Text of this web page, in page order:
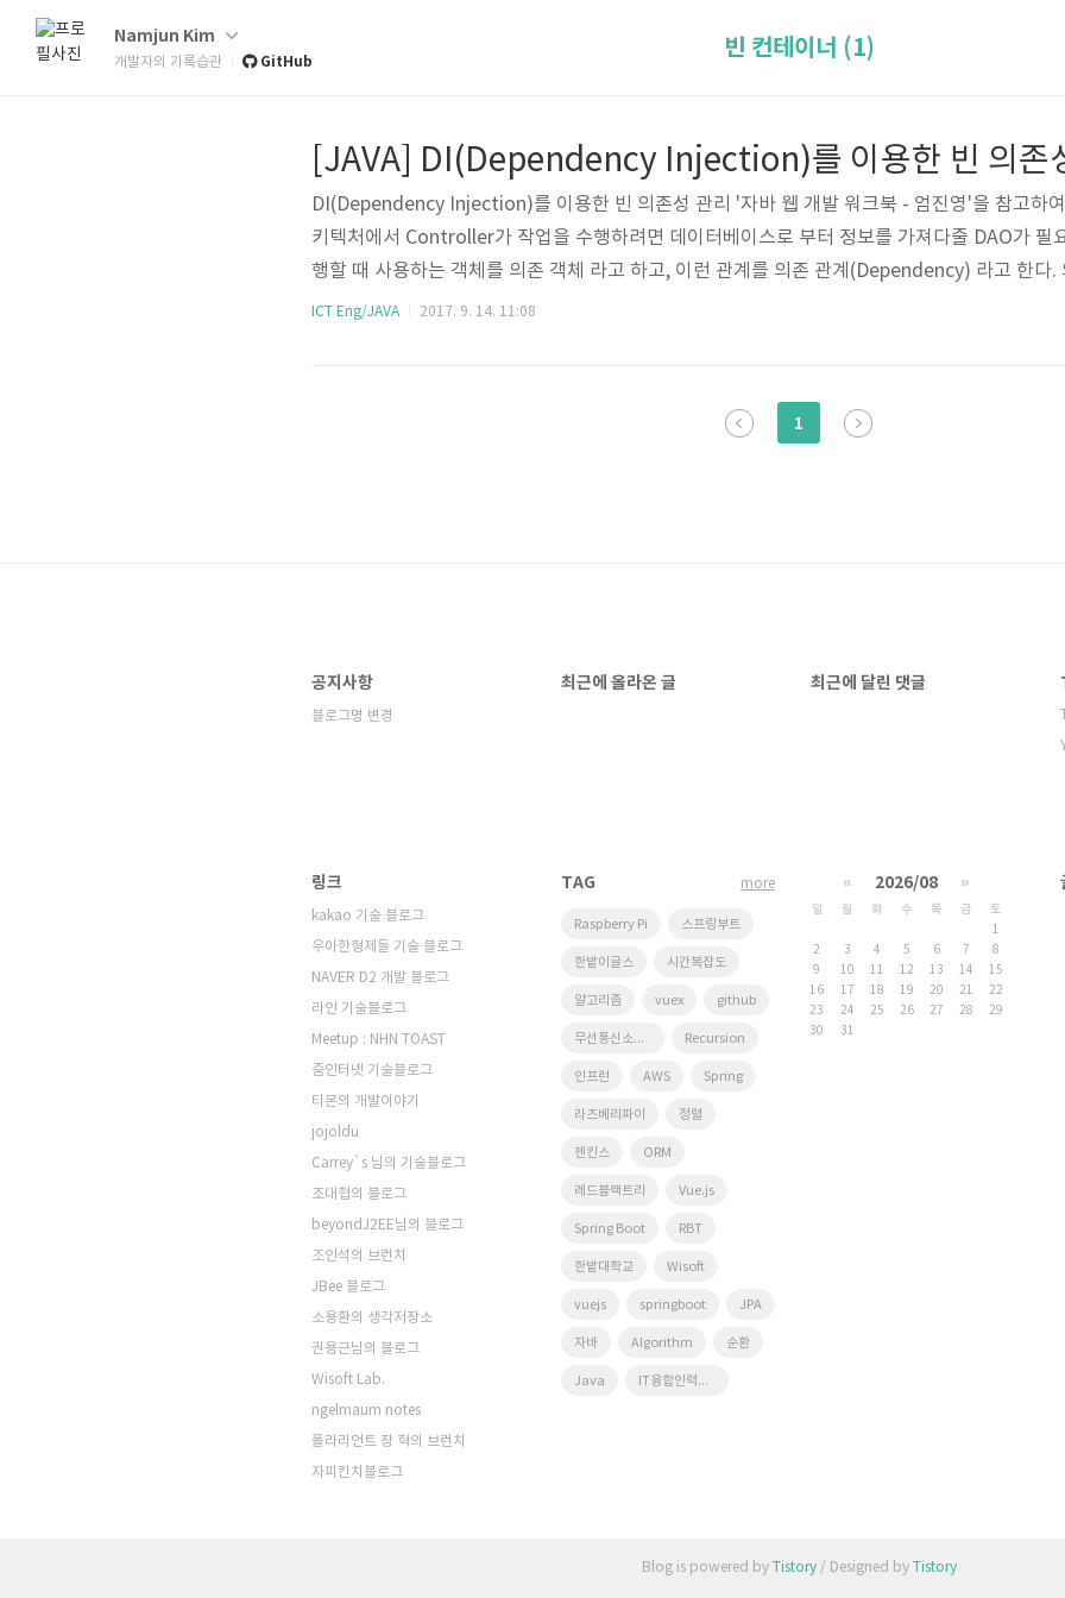
Namjun Kim
개발자의 기록습관 GitHub 빈 컨테이너 (1)
[JAVA] DI(Dependency Injection)를 이용한 빈 의존
DI(Dependency Injection)를 이용한 빈 의존성 관리 '자바 웹 개발 워크북 - 엄진영'을 참고하
키텍처에서 Controller가 작업을 수행하려면 데이터베이스로 부터 정보를 가져다줄 DAO가 필
행할 때 사용하는 객체를 의존 객체 라고 하고, 이런 관계를 의존 관계(Dependency) 라고 한다.
의존 객체를 관리하는 방법은 두가지가 있다. 먼저 고전적인 방법은 의존 객체를 사용하는 쪽에
ICT Eng/JAVA 2017. 9. 14. 11:08
1
공지사항
블로그명 변경
최근에 올라온 글 최근에 달린 댓글
링크
kakao 기술 블로그
우아한형제들 기술 블로그
NAVER D2 개발 블로그
라인 기술블로그
Meetup : NHN TOAST
줌인터넷 기술블로그
티몬의 개발이야기
jojoldu
Carrey`s 님의 기술블로그
조대협의 블로그
beyondJ2EE님의 블로그
조인석의 브런치
JBee 블로그
소용환의 생각저장소
권용근님의 블로그
Wisoft Lab.
ngelmaum notes
폴라리언트 장 혁의 브런치
자피킨치블로그
TAG
Raspberry Pi 스프링부트
한밭이글스 시간복잡도
알고리즘 vuex github
무선통신소프트웨어연구실 Recursion
인프런 AWS Spring
라즈베리파이 정렬
젠킨스 ORM
레드블랙트리 Vue.js
Spring Boot RBT
한밭대학교 Wisoft
vuejs springboot JPA
자바 Algorithm 순환
Java IT융합인력양성사업단
more « 2026/08 »
일 월 화 수 목 금
토
1
2
3 4 5 6 7
8
9
10 11 12 13 14
15
16
17 18 19 20 21
22
23
24 25 26 27 28
29
30
31
Blog is powered by Tistory/ Designed by Tistory